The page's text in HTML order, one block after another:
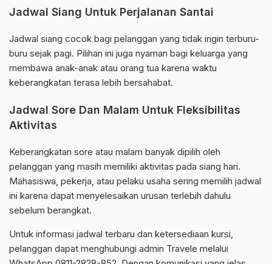
Jadwal Siang Untuk Perjalanan Santai
Jadwal siang cocok bagi pelanggan yang tidak ingin terburu-
buru sejak pagi. Pilihan ini juga nyaman bagi keluarga yang
membawa anak-anak atau orang tua karena waktu
keberangkatan terasa lebih bersahabat.
Jadwal Sore Dan Malam Untuk Fleksibilitas
Aktivitas
Keberangkatan sore atau malam banyak dipilih oleh
pelanggan yang masih memiliki aktivitas pada siang hari.
Mahasiswa, pekerja, atau pelaku usaha sering memilih jadwal
ini karena dapat menyelesaikan urusan terlebih dahulu
sebelum berangkat.
Untuk informasi jadwal terbaru dan ketersediaan kursi,
pelanggan dapat menghubungi admin Travele melalui